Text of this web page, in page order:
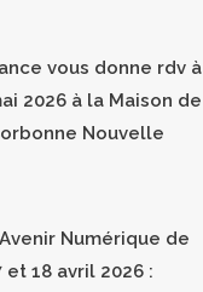
vous donne rdv à
2026 à la Maison de
Nouvelle
Numérique de
et 18 avril 2026 :